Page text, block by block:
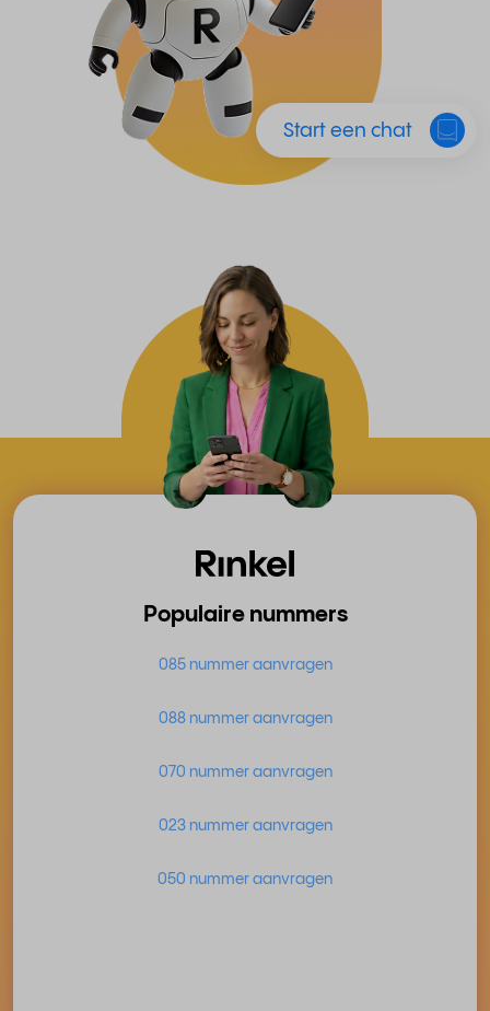
Start een chat
Populaire nummers
085 nummer aanvragen
088 nummer aanvragen
070 nummer aanvragen
023 nummer aanvragen
050 nummer aanvragen